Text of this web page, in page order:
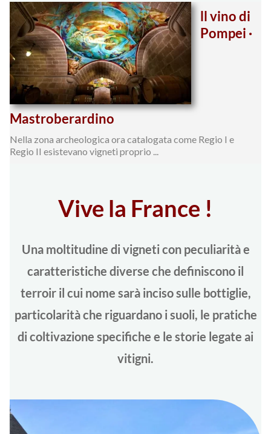
ll vino di
Pompei ·
Mastroberardino
Nella zona archeologica ora catalogata come Regio I e
Regio II esistevano vigneti proprio ...
Vive la France !
Una moltitudine di vigneti con peculiarità e
caratteristiche diverse che definiscono il
terroir il cui nome sarà inciso sulle bottiglie,
particolarità che riguardano i suoli, le pratiche
di coltivazione specifiche e le storie legate ai
vitigni.